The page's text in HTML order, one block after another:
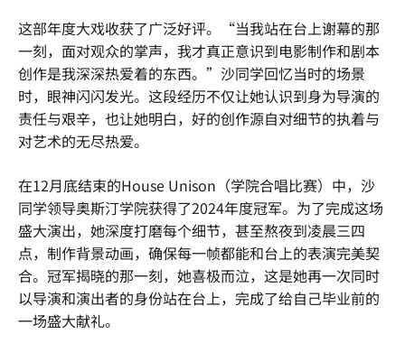
这部年度大戏收获了广泛好评。“当我站在台上谢幕的那
一刻，面对观众的掌声，我才真正意识到电影制作和剧本
创作是我深深热爱着的东西。”沙同学回忆当时的场景
时，眼神闪闪发光。这段经历不仅让她认识到身为导演的
责任与艰辛，也让她明白，好的创作源自对细节的执着与
对艺术的无尽热爱。
在12月底结束的House Unison（学院合唱比赛）中，沙
同学领导奥斯汀学院获得了2024年度冠军。为了完成这场
盛大演出，她深度打磨每个细节，甚至熬夜到凌晨三四
点，制作背景动画，确保每一帧都能和台上的表演完美契
合。冠军揭晓的那一刻，她喜极而泣，这是她再一次同时
以导演和演出者的身份站在台上，完成了给自己毕业前的
一场盛大献礼。